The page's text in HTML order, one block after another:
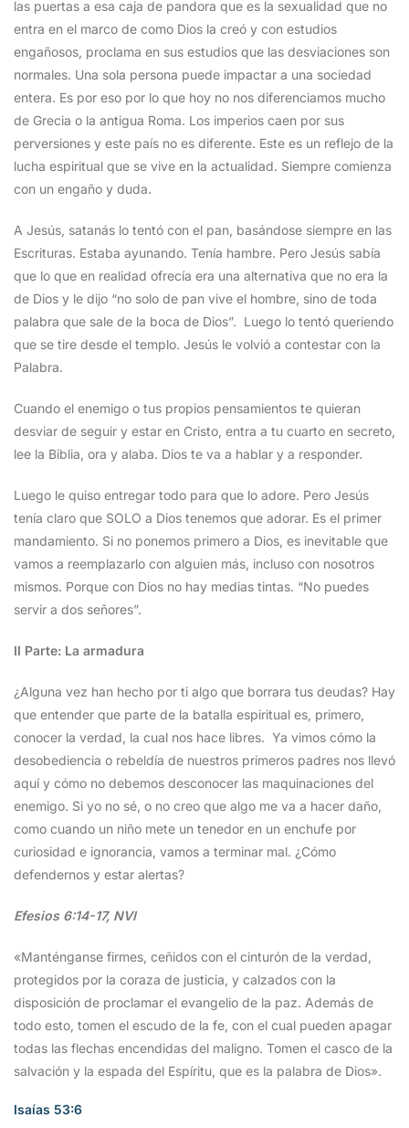
las puertas a esa caja de pandora que es la sexualidad que no
entra en el marco de como Dios la creó y con estudios
engañosos, proclama en sus estudios que las desviaciones son
normales. Una sola persona puede impactar a una sociedad
entera. Es por eso por lo que hoy no nos diferenciamos mucho
de Grecia o la antigua Roma. Los imperios caen por sus
perversiones y este país no es diferente. Este es un reflejo de la
lucha espiritual que se vive en la actualidad. Siempre comienza
con un engaño y duda.
A Jesús, satanás lo tentó con el pan, basándose siempre en las
Escrituras. Estaba ayunando. Tenía hambre. Pero Jesús sabía
que lo que en realidad ofrecía era una alternativa que no era la
de Dios y le dijo “no solo de pan vive el hombre, sino de toda
palabra que sale de la boca de Dios”. Luego lo tentó queriendo
que se tire desde el templo. Jesús le volvió a contestar con la
Palabra.
Cuando el enemigo o tus propios pensamientos te quieran
desviar de seguir y estar en Cristo, entra a tu cuarto en secreto,
lee la Biblia, ora y alaba. Dios te va a hablar y a responder.
Luego le quiso entregar todo para que lo adore. Pero Jesús
tenía claro que SOLO a Dios tenemos que adorar. Es el primer
mandamiento. Si no ponemos primero a Dios, es inevitable que
vamos a reemplazarlo con alguien más, incluso con nosotros
mismos. Porque con Dios no hay medias tintas. “No puedes
servir a dos señores”.
II Parte: La armadura
¿Alguna vez han hecho por ti algo que borrara tus deudas? Hay
que entender que parte de la batalla espiritual es, primero,
conocer la verdad, la cual nos hace libres. Ya vimos cómo la
desobediencia o rebeldía de nuestros primeros padres nos llevó
aquí y cómo no debemos desconocer las maquinaciones del
enemigo. Si yo no sé, o no creo que algo me va a hacer daño,
como cuando un niño mete un tenedor en un enchufe por
curiosidad e ignorancia, vamos a terminar mal. ¿Cómo
defendernos y estar alertas?
Efesios 6:14-17, NVI
«Manténganse firmes, ceñidos con el cinturón de la verdad,
protegidos por la coraza de justicia, y calzados con la
disposición de proclamar el evangelio de la paz. Además de
todo esto, tomen el escudo de la fe, con el cual pueden apagar
todas las flechas encendidas del maligno. Tomen el casco de la
salvación y la espada del Espíritu, que es la palabra de Dios».
Isaías 53:6